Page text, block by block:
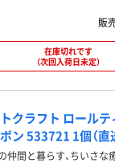
販
在庫切れです
（次回入荷日未定）
クラフト ロール
ン 533721 1個（直
仲間と暮らす、ちいさな